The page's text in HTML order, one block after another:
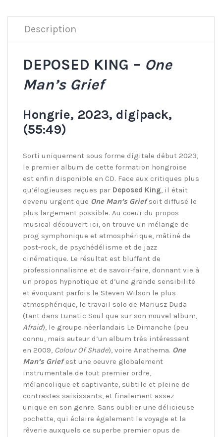
Description
DEPOSED KING – One
Man’s Grief
Hongrie, 2023, digipack,
(55:49)
Sorti uniquement sous forme digitale début 2023,
le premier album de cette formation hongroise
est enfin disponible en CD. Face aux critiques plus
qu’élogieuses reçues par Deposed King, il était
devenu urgent que One Man’s Griefsoit diffusé le
plus largement possible. Au coeur du propos
musical découvert ici, on trouve un mélange de
prog symphonique et atmosphérique, mâtiné de
post-rock, de psychédélisme et de jazz
cinématique. Le résultat est bluffant de
professionnalisme et de savoir-faire, donnant vie à
un propos hypnotique et d’une grande sensibilité
et évoquant parfois le Steven Wilson le plus
atmosphérique, le travail solo de Mariusz Duda
(tant dans Lunatic Soul que sur son nouvel album,
Afraid), le groupe néerlandais Le Dimanche (peu
connu, mais auteur d’un album très intéressant
en 2009, Colour Of Shade), voire Anathema. One
Man’s Griefest une oeuvre globalement
instrumentale de tout premier ordre,
mélancolique et captivante, subtile et pleine de
contrastes saisissants, et finalement assez
unique en son genre. Sans oublier une délicieuse
pochette, qui éclaire également le voyage et la
rêverie auxquels ce superbe premier opus de